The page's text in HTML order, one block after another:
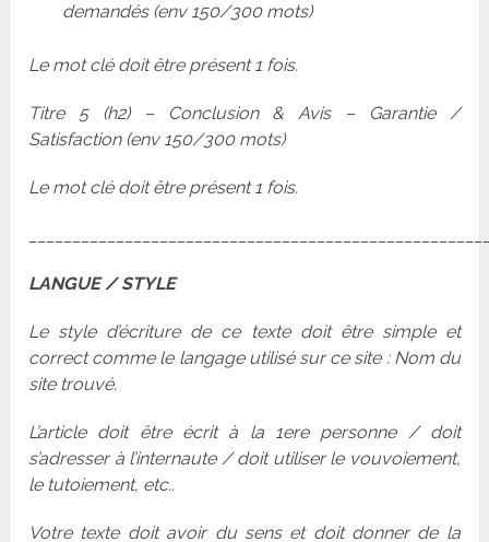
demandés (env 150/300 mots)
Le mot clé doit être présent 1 fois.
Titre 5 (h2) – Conclusion & Avis – Garantie /
Satisfaction (env 150/300 mots)
Le mot clé doit être présent 1 fois.
LANGUE / STYLE
Le style d’écriture de ce texte doit être simple et
correct comme le langage utilisé sur ce site : Nom du
site trouvé.
L’article doit être écrit à la 1ere personne / doit
s’adresser à l’internaute / doit utiliser le vouvoiement,
le tutoiement, etc..
Votre texte doit avoir du sens et doit donner de la